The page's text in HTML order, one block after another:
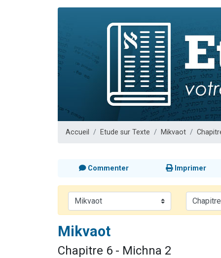
Nouvelle
61
Ariel vient
Il reste
Eva vient
Accueil Etude sur Texte Mikvaot
Commenter Imprimer
Mikvaot
Chapitre 6 - Michna 2